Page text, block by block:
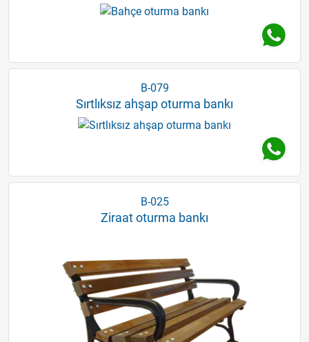
B-079
Sırtlıksız ahşap oturma bankı
B-025
Ziraat oturma bankı